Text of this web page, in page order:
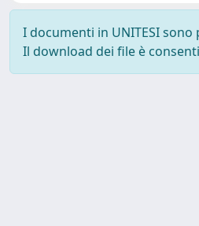
I documenti in UNITESI
Il download dei file è